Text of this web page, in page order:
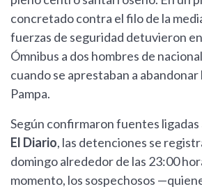
concretado contra el filo de la
fuerzas de seguridad detuvieron
Ómnibus a dos hombres de
cuando se aprestaban a abandonar
Pampa.
Según confirmaron fuentes ligadas
El Diario, las detenciones se
domingo alrededor de las 23:00
momento, los sospechosos